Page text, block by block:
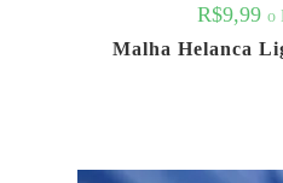
R$9,99 o
Malha Helanca